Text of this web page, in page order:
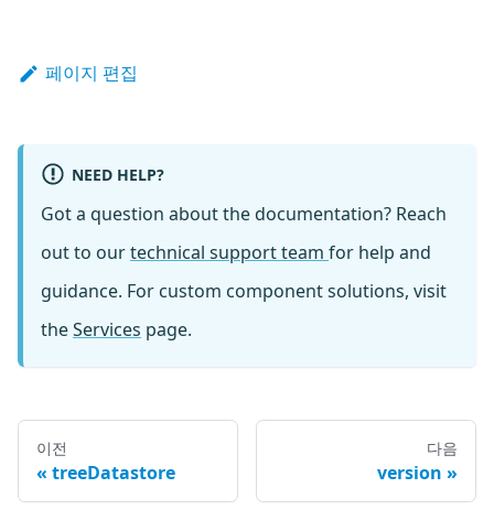
페이지 편집
NEED HELP?
Got a question about the documentation? Reach
out to ourtechnical support team for help and
guidance. For custom component solutions, visit
theServices page.
이전
treeDatastore
다음
version